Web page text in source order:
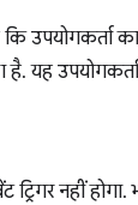
यह
नहीं